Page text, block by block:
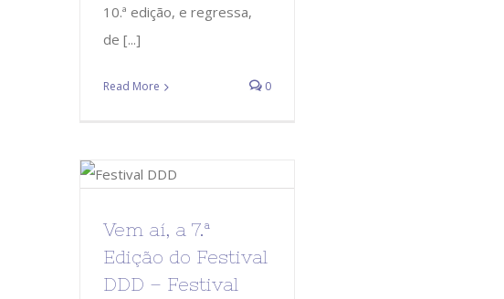
10.ª edição, e regressa,
de [...]
Read More 0
Vem aí, a 7.ª
Edição do Festival
DDD – Festival